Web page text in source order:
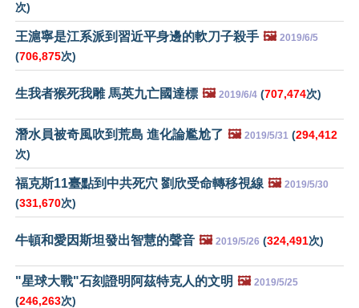
次)
王滬寧是江系派到習近平身邊的軟刀子殺手 🖼️ 2019/6/5
(706,875次)
生我者猴死我雕 馬英九亡國達標 🖼️ 2019/6/4 (707,474次)
潛水員被奇風吹到荒島 進化論尷尬了 🖼️ 2019/5/31 (294,412
次)
福克斯11臺點到中共死穴 劉欣受命轉移視線 🖼️ 2019/5/30
(331,670次)
牛頓和愛因斯坦發出智慧的聲音 🖼️ 2019/5/26 (324,491次)
"星球大戰"石刻證明阿茲特克人的文明 🖼️ 2019/5/25
(246,263次)